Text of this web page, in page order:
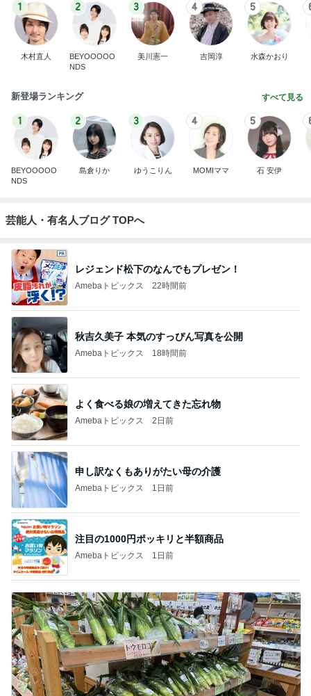
1
木村直人
2
BEYOOOOO
NDS
3
美川憲一
4
吉岡淳
5
水森かおり
新登場ランキング すべて見る
1
BEYOOOOO
NDS
2
島倉りか
3
ゆうこりん
4
MOMIママ
5
石 安伊
芸能人・有名人ブログ TOPへ
レジェンド松下のなんでもプレゼン！
Amebaトピックス 22時間前
秋吉久美子 本気のすっぴん写真を公開
Amebaトピックス 18時間前
よく食べる娘の増えてきた忘れ物
Amebaトピックス 2日前
申し訳なくもありがたい母の介護
Amebaトピックス 1日前
注目の1000円ポッキリと半額商品
Amebaトピックス 1日前